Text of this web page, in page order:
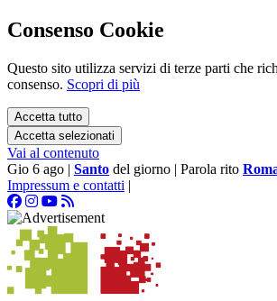
Consenso Cookie
Questo sito utilizza servizi di terze parti che
consenso. Scopri di più
Accetta tutto
Accetta selezionati
Vai al contenuto
Gio 6 ago | Santo del giorno | Parola rito
Impressum e contatti |